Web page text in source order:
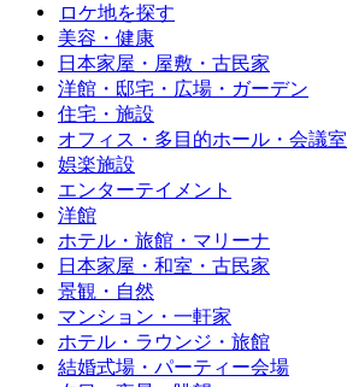
ロケ地を探す
美容・健康
日本家屋・屋敷・古民家
洋館・邸宅・広場・ガーデン
住宅・施設
オフィス・多目的ホール・会議室
娯楽施設
エンターテイメント
洋館
ホテル・旅館・マリーナ
日本家屋・和室・古民家
景観・自然
マンション・一軒家
ホテル・ラウンジ・旅館
結婚式場・パーティー会場